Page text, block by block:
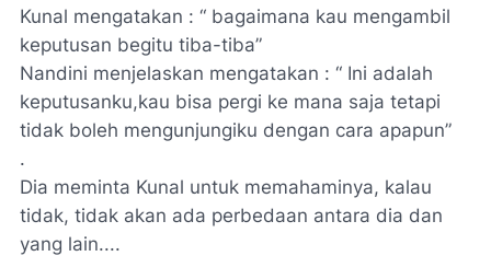
Kunal mengatakan : “ bagaimana kau mengambil
keputusan begitu tiba-tiba”
Nandini menjelaskan mengatakan : “ Ini adalah
keputusanku,kau bisa pergi ke mana saja tetapi
tidak boleh mengunjungiku dengan cara apapun”
.
Dia meminta Kunal untuk memahaminya, kalau
tidak, tidak akan ada perbedaan antara dia dan
yang lain....